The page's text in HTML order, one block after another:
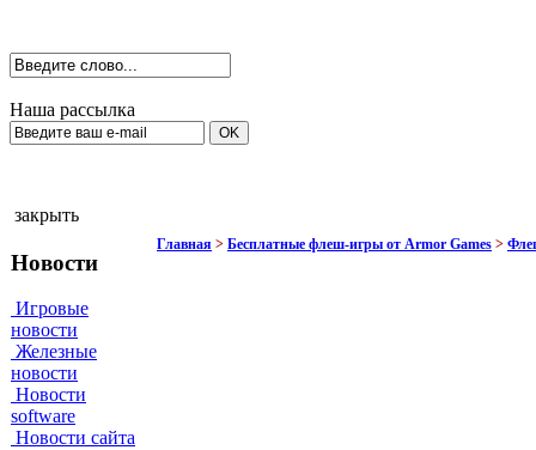
Наша рассылка
закрыть
Новости
Игровые
новости
Железные
новости
Новости
software
Новости сайта
Главная > Бесплатные флеш-игры от Armor Games >